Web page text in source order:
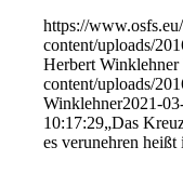
https://
content/uploads/
Herbert Winklehner
content/uploads/
Winklehner2021-
10:17:29„Das
es verunehren